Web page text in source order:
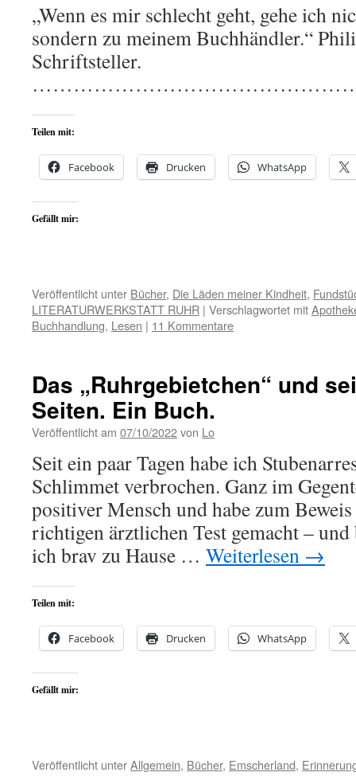
„Wenn es mir schlecht geht, gehe ich
sondern zu meinem Buchhändler.“
Schriftsteller.
Teilen mit:
Facebook Drucken WhatsApp
Gefällt mir:
Veröffentlicht unter Bücher, Die Läden meiner Kindheit,
LITERATURWERKSTATT RUHR | Verschlagwortet mit
Buchhandlung, Lesen | 11 Kommentare
Das „Ruhrgebietchen“ und
Seiten. Ein Buch.
Veröffentlicht am 07/10/2022von Lo
Seit ein paar Tagen habe ich
Schlimmet verbrochen. Ganz im
positiver Mensch und habe zum
richtigen ärztlichen Test gemacht –
ich brav zu Hause … Weiterlesen →
Teilen mit:
Facebook Drucken WhatsApp
Gefällt mir:
Veröffentlicht unterAllgemein, Bücher, Emscherland,